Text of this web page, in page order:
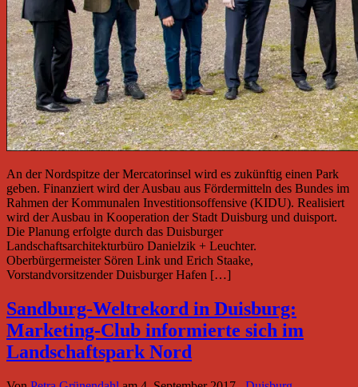
An der Nordspitze der Mercatorinsel wird es zukünftig einen Park
geben. Finanziert wird der Ausbau aus Fördermitteln des Bundes im
Rahmen der Kommunalen Investitionsoffensive (KIDU). Realisiert
wird der Ausbau in Kooperation der Stadt Duisburg und duisport.
Die Planung erfolgte durch das Duisburger
Landschaftsarchitekturbüro Danielzik + Leuchter.
Oberbürgermeister Sören Link und Erich Staake,
Vorstandvorsitzender Duisburger Hafen […]
Sandburg-Weltrekord in Duisburg:
Marketing-Club informierte sich im
Landschaftspark Nord